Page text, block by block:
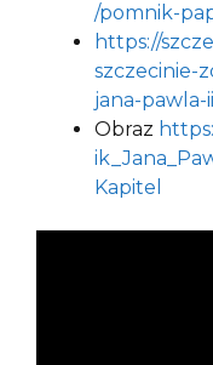
/pomnik-
https://
szczecinie-
jana-pawla-ii
Obraz
Kapitel